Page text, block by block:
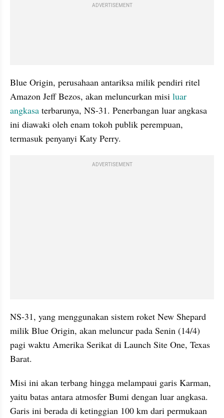
ADVERTISEMENT
Blue Origin, perusahaan antariksa milik pendiri ritel
Amazon Jeff Bezos, akan meluncurkan misi luar
angkasa terbarunya, NS-31. Penerbangan luar angkasa
ini diawaki oleh enam tokoh publik perempuan,
termasuk penyanyi Katy Perry.
ADVERTISEMENT
NS-31, yang menggunakan sistem roket New Shepard
milik Blue Origin, akan meluncur pada Senin (14/4)
pagi waktu Amerika Serikat di Launch Site One, Texas
Barat.
Misi ini akan terbang hingga melampaui garis Karman,
yaitu batas antara atmosfer Bumi dengan luar angkasa.
Garis ini berada di ketinggian 100 km dari permukaan